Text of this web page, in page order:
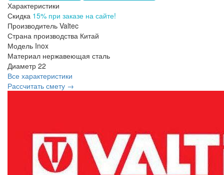
Характеристики
Скидка 15% при заказе на сайте!
Производитель Valtec
Страна производства Китай
Модель Inox
Материал нержавеющая сталь
Диаметр 22
Все характеристики
Рассчитать смету →